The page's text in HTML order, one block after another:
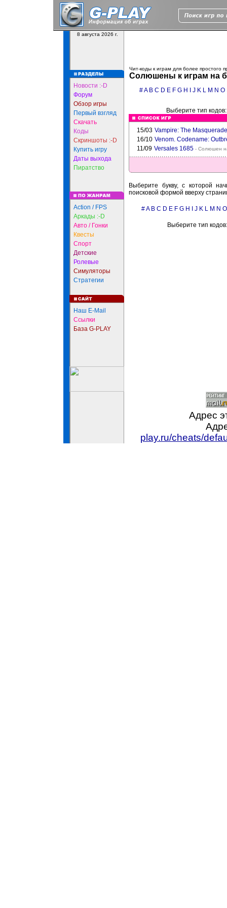
8 августа 2026 г.
Новости :-D
Форум
Обзор игры
Первый взгляд
Скачать
Коды
Скриншоты :-D
Купить игру
Даты выхода
Пиратство
Action / FPS
Аркады :-D
Авто / Гонки
Квесты
Спорт
Детские
Ролевые
Симуляторы
Стратегии
Наш E-Mail
Ссылки
База G-PLAY
Чит-коды к играм для более простого
Солюшены к играм на
#A B C D E F G H J K L M N O
Выберите тип
15/03 Vampire: The
16/10 Venom. Codename:
11/09 Versales 1685 - Солюшен
Выберите букву, с которой
поисковой формой вверху
#A B C D E F G H J K L M N O
Выберите тип
Адрес
play.ru/cheats/